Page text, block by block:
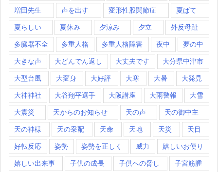
増田先生 声を出す 変形性股関節症 夏ばて
夏らしい 夏休み 夕涼み 夕立 外反母趾
多臓器不全 多重人格 多重人格障害 夜中 夢の中
大きな声 大どんでん返し 大丈夫です 大分県中津市
大型台風 大変身 大好評 大寒 大暑 大発見
大神神社 大谷翔平選手 大阪講座 大雨警報 大雪
大震災 天からのお知らせ 天の声 天の御中主
天の神様 天の采配 天命 天地 天災 天目
好転反応 姿勢 姿勢を正しく 威力 嬉しいお便り
嬉しい出来事 子供の成長 子供への脅し 子宮筋腫